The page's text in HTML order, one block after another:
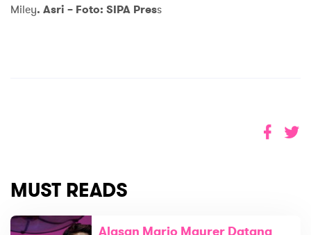
Miley. Asri – Foto: SIPA Press
MUST READS
Alasan Mario Maurer Datang